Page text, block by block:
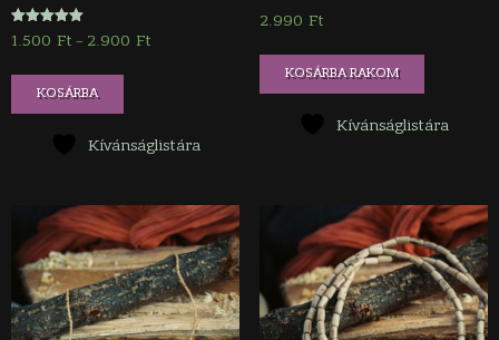
Értékelés:
5.00
1.500 Ft – 2.900 Ft
KOSÁRBA
Ennek
több
van.
A
változatok
a
termékoldalon
választhatók
Kívánságlistára
2.990 Ft
KOSÁRBA RAKOM
Kívánságlistára